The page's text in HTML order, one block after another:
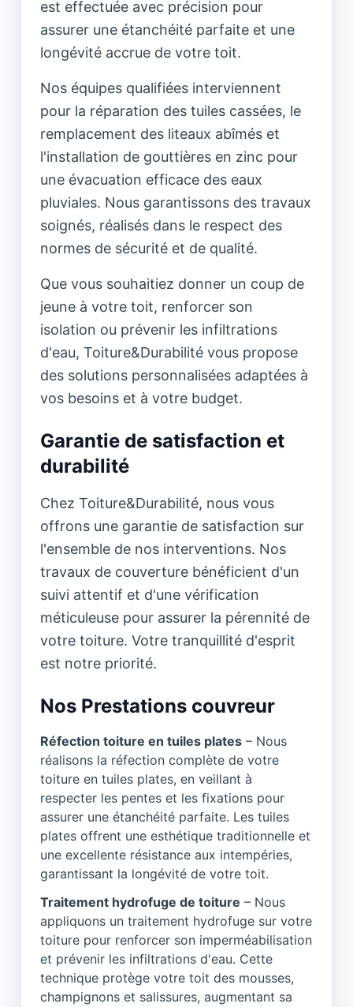
est effectuée avec précision pour
assurer une étanchéité parfaite et une
longévité accrue de votre toit.
Nos équipes qualifiées interviennent
pour la réparation des tuiles cassées, le
remplacement des liteaux abîmés et
l'installation de gouttières en zinc pour
une évacuation efficace des eaux
pluviales. Nous garantissons des travaux
soignés, réalisés dans le respect des
normes de sécurité et de qualité.
Que vous souhaitiez donner un coup de
jeune à votre toit, renforcer son
isolation ou prévenir les infiltrations
d'eau, Toiture&Durabilité vous propose
des solutions personnalisées adaptées à
vos besoins et à votre budget.
Garantie de satisfaction et
durabilité
Chez Toiture&Durabilité, nous vous
offrons une garantie de satisfaction sur
l'ensemble de nos interventions. Nos
travaux de couverture bénéficient d'un
suivi attentif et d'une vérification
méticuleuse pour assurer la pérennité de
votre toiture. Votre tranquillité d'esprit
est notre priorité.
Nos Prestations couvreur
Réfection toiture en tuiles plates – Nous
réalisons la réfection complète de votre
toiture en tuiles plates, en veillant à
respecter les pentes et les fixations pour
assurer une étanchéité parfaite. Les tuiles
plates offrent une esthétique traditionnelle et
une excellente résistance aux intempéries,
garantissant la longévité de votre toit.
Traitement hydrofuge de toiture – Nous
appliquons un traitement hydrofuge sur votre
toiture pour renforcer son imperméabilisation
et prévenir les infiltrations d'eau. Cette
technique protège votre toit des mousses,
champignons et salissures, augmentant sa